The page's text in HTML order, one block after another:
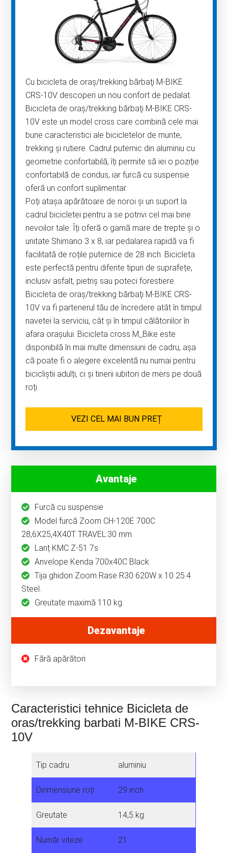
Cu bicicleta de oraş/trekking bărbaţi M-BIKE
CRS-10V descoperi un nou confort de pedalat.
Bicicleta de oraş/trekking bărbaţi M-BIKE CRS-
10V este un model cross care combină cele mai
bune caracteristici ale bicicletelor de munte,
trekking și rutiere. Cadrul puternic din aluminiu cu
geometrie confortabilă, îți permite să iei o poziție
confortabilă de condus, iar furcă cu suspensie
oferă un confort suplimentar.
Poți atașa apărătoare de noroi și un suport la
cadrul bicicletei pentru a se potrivi cel mai bine
nevoilor tale. Îți oferă o gamă mare de trepte și o
unitate Shimano 3 x 8, iar pedalarea rapidă va fi
facilitată de roțile puternice de 28 inch. Bicicleta
este perfectă pentru diferite tipuri de suprafețe,
inclusiv asfalt, pietriș sau poteci forestiere.
Bicicleta de oraş/trekking bărbaţi M-BIKE CRS-
10V va fi partenerul tău de încredere atât în ​​timpul
navetei la serviciu, cât și în timpul călătoriilor în
afara orașului. Bicicleta cross M_Bike este
disponibilă în mai multe dimensiuni de cadru, așa
că poate fi o alegere excelentă nu numai pentru
bicicliștii adulți, ci și tinerii iubitori de mers pe două
roți.
VEZI CEL MAI BUN PREȚ
Avantaje
Furcă cu suspensie
Model furcă Zoom CH-120E 700C
28,6X25,4X40T TRAVEL:30 mm
Lanț KMC Z-51 7s
Anvelope Kenda 700x40C Black
Tija ghidon Zoom Rase R30 620W x 10 25.4
Steel.
Greutate maximă 110 kg.
Dezavantaje
Fără apărători
Caracteristici tehnice Bicicleta de
oras/trekking barbati M-BIKE CRS-
10V
Tip cadru aluminiu
Dinmensiune roți 29 inch
Greutate 14,5 kg
Număr viteze 21